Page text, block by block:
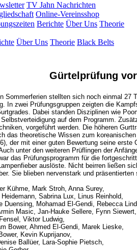
TV Jahn Nachrichten
Online-Vereinsshop
Berichte Über Uns Theorie
Über Uns Theorie Black Belts